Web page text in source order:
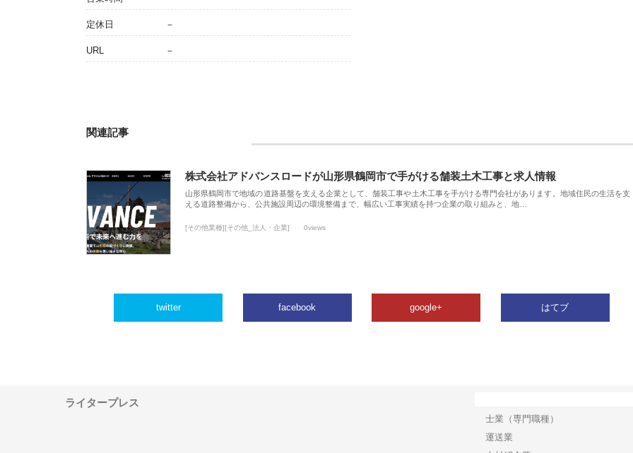
定休日 －
URL －
関連記事
株式会社アドバンスロードが山形県鶴岡市で手がける舗装土木工事と求人情報
山形県鶴岡市で地域の道路基盤を支える企業として、舗装工事や土木工事を手がける専門会社があります。地域住民の生活を支
える道路整備から、公共施設周辺の環境整備まで、幅広い工事実績を持つ企業の取り組みと、地…
[その他業種][その他_法人・企業] 0views
twitter facebook google+ はてブ
ライタープレス
士業（専門職種）
運送業